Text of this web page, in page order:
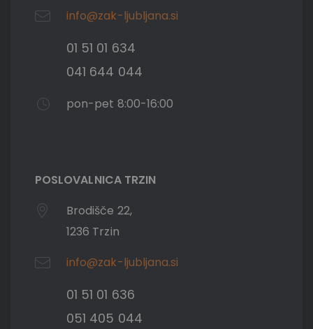
info@zak-ljubljana.si
01 51 01 634
041 644 044
pon-pet 8:00-16:00
POSLOVALNICA TRZIN
Brodišče 22,
1236 Trzin
info@zak-ljubljana.si
01 51 01 636
051 405 044